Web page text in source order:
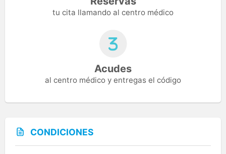
tu cita llamando al centro médico
Acudes
al centro médico y entregas el código
CONDICIONES